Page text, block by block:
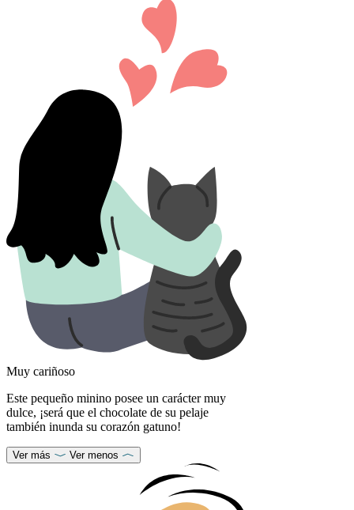
Muy cariñoso
Este pequeño minino posee un carácter muy
dulce, ¡será que el chocolate de su pelaje
también inunda su corazón gatuno!
Ver más Ver menos